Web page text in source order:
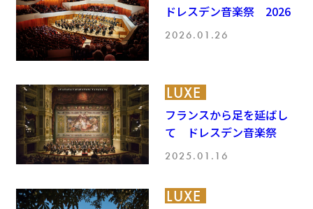
ドレスデン音楽祭 2026
2026.01.26
LUXE
フランスから足を延ばし
て ドレスデン音楽祭
2025.01.16
LUXE